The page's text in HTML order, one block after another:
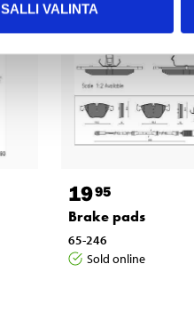
SALLI VALINTA
1995
Brake pads
65-246
Sold online